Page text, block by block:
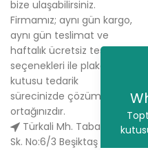
bize ulaşabilirsiniz.
Firmamız; aynı gün kargo,
aynı gün teslimat ve
haftalık ücretsiz teslimat
seçenekleri ile plaket
kutusu tedarik
sürecinizde çözüm
ortağınızdır.
Türkali Mh. Tabakçı
Sk. No:6/3 Beşiktaş / İstanbul